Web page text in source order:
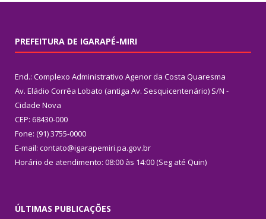
PREFEITURA DE IGARAPÉ-MIRI
End.: Complexo Administrativo Agenor da Costa Quaresma
Av. Eládio Corrêa Lobato (antiga Av. Sesquicentenário) S/N -
Cidade Nova
CEP: 68430-000
Fone: (91) 3755-0000
E-mail: contato@igarapemiri.pa.gov.br
Horário de atendimento: 08:00 às 14:00 (Seg até Quin)
ÚLTIMAS PUBLICAÇÕES